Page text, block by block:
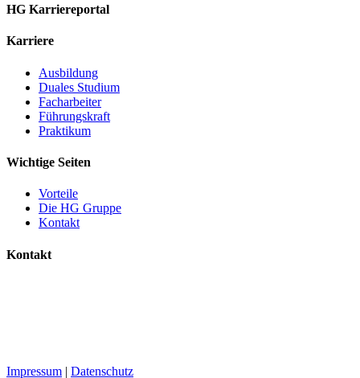
HG Karriereportal
Karriere
Ausbildung
Duales Studium
Facharbeiter
Führungskraft
Praktikum
Wichtige Seiten
Vorteile
Die HG Gruppe
Kontakt
Kontakt
Impressum | Datenschutz